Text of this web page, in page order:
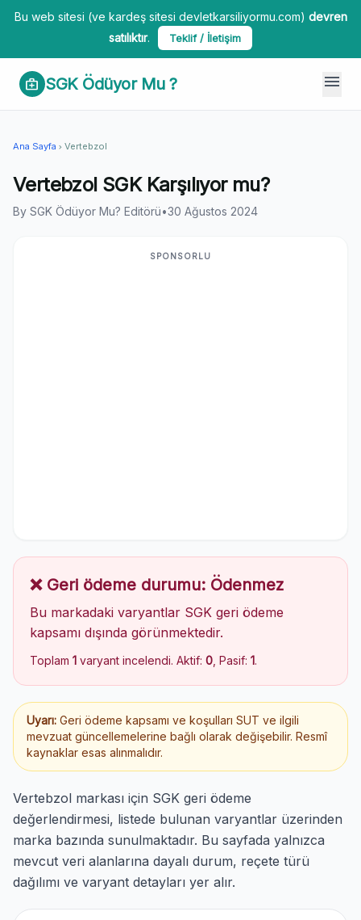
Bu web sitesi (ve kardeş sitesi devletkarsiliyormu.com) devren
satılıktır. Teklif / İletişim
medical_services SGK Ödüyor Mu ? menu
Ana Sayfa chevron_right Vertebzol
Vertebzol SGK Karşılıyor mu?
By SGK Ödüyor Mu? Editörü•30 Ağustos 2024
SPONSORLU
❌ Geri ödeme durumu: Ödenmez
Bu markadaki varyantlar SGK geri ödeme
kapsamı dışında görünmektedir.
Toplam 1 varyant incelendi. Aktif: 0 , Pasif: 1.
Uyarı: Geri ödeme kapsamı ve koşulları SUT ve ilgili
mevzuat güncellemelerine bağlı olarak değişebilir. Resmî
kaynaklar esas alınmalıdır.
Vertebzol markası için SGK geri ödeme
değerlendirmesi, listede bulunan varyantlar üzerinden
marka bazında sunulmaktadır. Bu sayfada yalnızca
mevcut veri alanlarına dayalı durum, reçete türü
dağılımı ve varyant detayları yer alır.